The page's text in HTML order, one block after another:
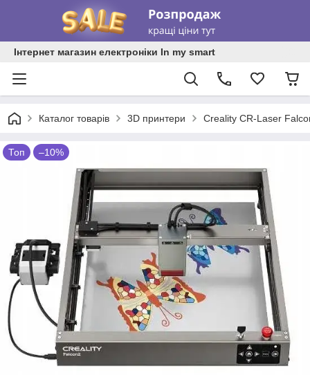
Інтернет магазин електроніки In my smart
Каталог товарів 3D принтери Creality CR-Laser
Топ –10%